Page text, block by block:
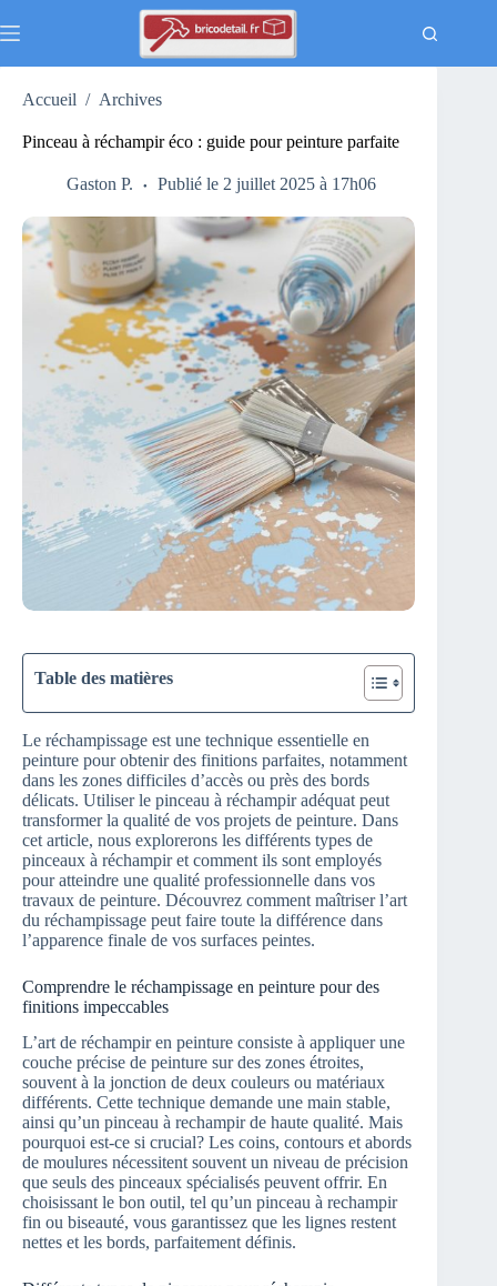
au
Accueil / Archives
Pinceau à réchampir éco : guide pour peinture parfaite
Gaston P. Publié le 2 juillet 2025 à 17h06
Table des matières
Le réchampissage est une technique essentielle en
peinture pour obtenir des finitions parfaites, notamment
dans les zones difficiles d’accès ou près des bords
délicats. Utiliser le pinceau à réchampir adéquat peut
transformer la qualité de vos projets de peinture. Dans
cet article, nous explorerons les différents types de
pinceaux à réchampir et comment ils sont employés
pour atteindre une qualité professionnelle dans vos
travaux de peinture. Découvrez comment maîtriser l’art
du réchampissage peut faire toute la différence dans
l’apparence finale de vos surfaces peintes.
Comprendre le réchampissage en peinture pour des
finitions impeccables
L’art de réchampir en peinture consiste à appliquer une
couche précise de peinture sur des zones étroites,
souvent à la jonction de deux couleurs ou matériaux
différents. Cette technique demande une main stable,
ainsi qu’un pinceau à rechampir de haute qualité. Mais
pourquoi est-ce si crucial? Les coins, contours et abords
de moulures nécessitent souvent un niveau de précision
que seuls des pinceaux spécialisés peuvent offrir. En
choisissant le bon outil, tel qu’un pinceau à rechampir
fin ou biseauté, vous garantissez que les lignes restent
nettes et les bords, parfaitement définis.